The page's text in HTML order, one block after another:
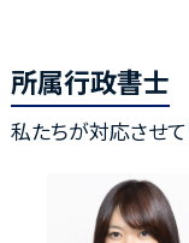
所属行政書士
私たちが対応させて